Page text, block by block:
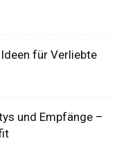
für Verliebte
und Empfänge –